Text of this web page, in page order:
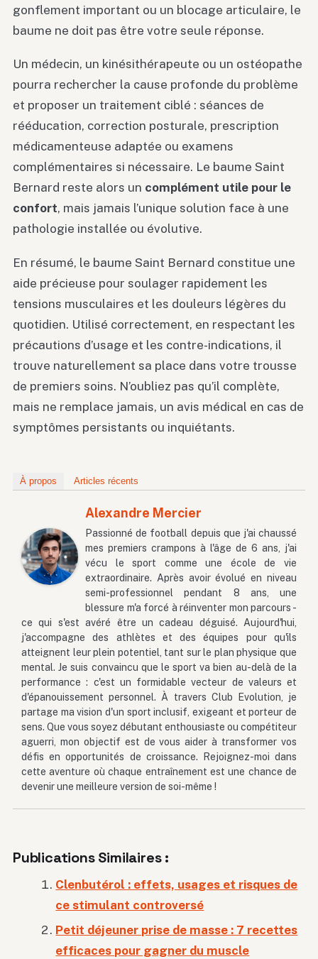
gonflement important ou un blocage articulaire, le
baume ne doit pas être votre seule réponse.
Un médecin, un kinésithérapeute ou un ostéopathe
pourra rechercher la cause profonde du problème
et proposer un traitement ciblé : séances de
rééducation, correction posturale, prescription
médicamenteuse adaptée ou examens
complémentaires si nécessaire. Le baume Saint
Bernard reste alors un complément utile pour le
confort, mais jamais l’unique solution face à une
pathologie installée ou évolutive.
En résumé, le baume Saint Bernard constitue une
aide précieuse pour soulager rapidement les
tensions musculaires et les douleurs légères du
quotidien. Utilisé correctement, en respectant les
précautions d’usage et les contre-indications, il
trouve naturellement sa place dans votre trousse
de premiers soins. N’oubliez pas qu’il complète,
mais ne remplace jamais, un avis médical en cas de
symptômes persistants ou inquiétants.
À propos Articles récents
Alexandre Mercier
Passionné de football depuis que j'ai chaussé
mes premiers crampons à l'âge de 6 ans, j'ai
vécu le sport comme une école de vie
extraordinaire. Après avoir évolué en niveau
semi-professionnel pendant 8 ans, une
blessure m'a forcé à réinventer mon parcours -
ce qui s'est avéré être un cadeau déguisé. Aujourd'hui,
j'accompagne des athlètes et des équipes pour qu'ils
atteignent leur plein potentiel, tant sur le plan physique que
mental. Je suis convaincu que le sport va bien au-delà de la
performance : c'est un formidable vecteur de valeurs et
d'épanouissement personnel. À travers Club Evolution, je
partage ma vision d'un sport inclusif, exigeant et porteur de
sens. Que vous soyez débutant enthousiaste ou compétiteur
aguerri, mon objectif est de vous aider à transformer vos
défis en opportunités de croissance. Rejoignez-moi dans
cette aventure où chaque entraînement est une chance de
devenir une meilleure version de soi-même !
Publications Similaires :
Clenbutérol : effets, usages et risques de
ce stimulant controversé
Petit déjeuner prise de masse : 7 recettes
efficaces pour gagner du muscle